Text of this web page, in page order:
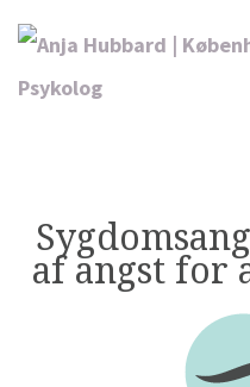
af angst for